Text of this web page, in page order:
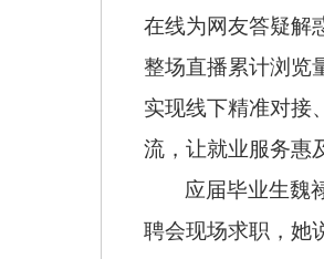
在线为网友答疑解
整场直播累计浏览
实现线下精准对接
流，让就业服务惠
应届毕业生魏
聘会现场求职，她